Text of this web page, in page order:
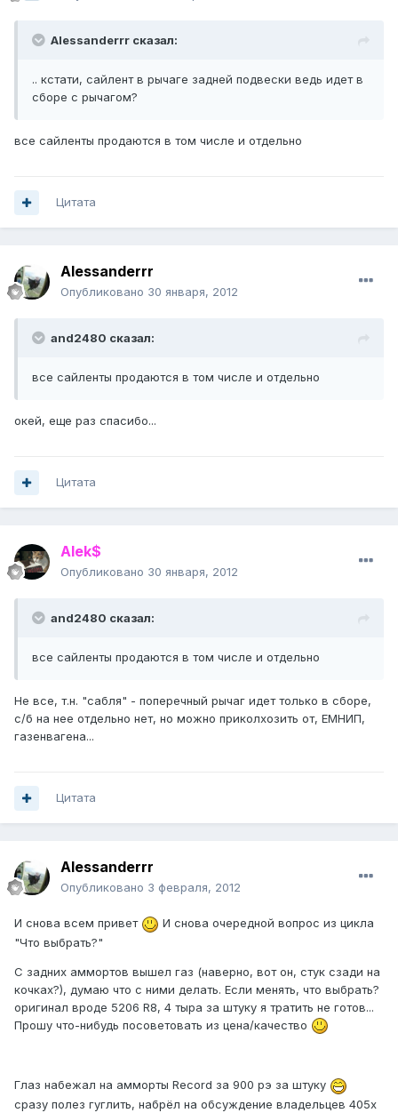
Alessanderrr сказал:
.. кстати, сайлент в рычаге задней подвески ведь идет в
сборе с рычагом?
все сайленты продаются в том числе и отдельно
Цитата
Alessanderrr
Опубликовано 30 января, 2012
and2480 сказал:
все сайленты продаются в том числе и отдельно
окей, еще раз спасибо...
Цитата
Alek$
Опубликовано 30 января, 2012
and2480 сказал:
все сайленты продаются в том числе и отдельно
Не все, т.н. "сабля" - поперечный рычаг идет только в сборе,
с/б на нее отдельно нет, но можно приколхозить от, ЕМНИП,
газенвагена...
Цитата
Alessanderrr
Опубликовано 3 февраля, 2012
И снова всем привет
И снова очередной вопрос из цикла
"Что выбрать?"
С задних аммортов вышел газ (наверно, вот он, стук сзади на
кочках?), думаю что с ними делать. Если менять, что выбрать?
оригинал вроде 5206 R8, 4 тыра за штуку я тратить не готов...
Прошу что-нибудь посоветовать из цена/качество
Глаз набежал на амморты Record за 900 рэ за штуку
сразу полез гуглить, набрёл на обсуждение владельцев 405х